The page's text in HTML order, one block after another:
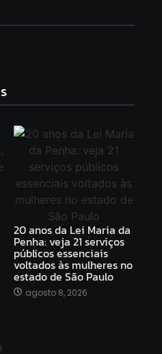
20 anos da Lei Maria da
Penha: veja 21 serviços
públicos essenciais
voltados às mulheres no
estado de São Paulo
agosto 8, 2026